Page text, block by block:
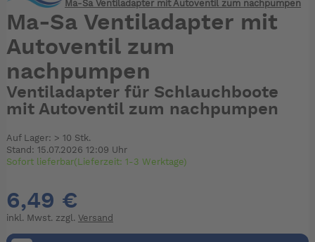
Ma-Sa Ventiladapter mit Autoventil zum nachpumpen
Ma-Sa Ventiladapter mit
Autoventil zum
nachpumpen
Ventiladapter für Schlauchboote
mit Autoventil zum nachpumpen
Auf Lager: > 10 Stk.
Stand: 15.07.2026 12:09 Uhr
Sofort lieferbar(Lieferzeit: 1-3 Werktage)
6,49 €
inkl. Mwst. zzgl. Versand